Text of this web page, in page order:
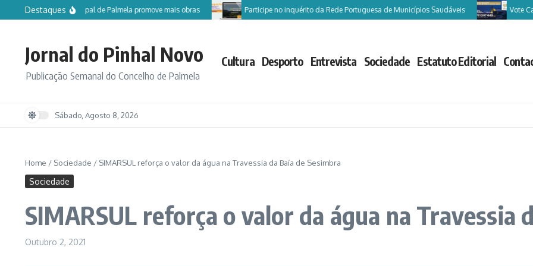
Ir para o conteúdo
Destaques
Municipal de Palmela promove mais obras Participe no inquérito da Rede Portuguesa de Municípios Saudáveis Vote Castelo de
Jornal do Pinhal Novo
Publicação Semanal do Concelho de Palmela
Cultura Desporto Entrevista Sociedade Estatuto Editorial
Sábado, Agosto 8, 2026
Home / Sociedade / SIMARSUL reforça o valor da água na Travessia da Baía de Sesimbra
Sociedade
SIMARSUL reforça o valor da água na Travessia
Outubro 2, 2021